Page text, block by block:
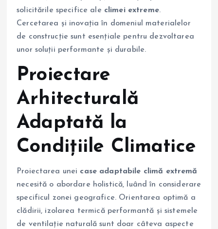
solicitările specifice ale climei extreme.
Cercetarea și inovația în domeniul materialelor
de construcție sunt esențiale pentru dezvoltarea
unor soluții performante și durabile.
Proiectare
Arhitecturală
Adaptată la
Condițiile Climatice
Proiectarea unei case adaptabile climă extremă
necesită o abordare holistică, luând în considerare
specificul zonei geografice. Orientarea optimă a
clădirii, izolarea termică performantă și sistemele
de ventilație naturală sunt doar câteva aspecte